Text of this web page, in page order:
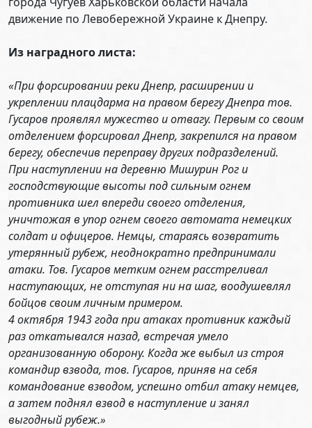
движение по Левобережной Украине к Днепру.
Из наградного листа:
«При форсировании реки Днепр, расширении и
укреплении плацдарма на правом берегу Днепра тов.
Гусаров проявлял мужество и отвагу. Первым со своим
отделением форсировал Днепр, закрепился на правом
берегу, обеспечив переправу других подразделений.
При наступлении на деревню Мишурин Рог и
господствующие высоты под сильным огнем
противника шел впереди своего отделения,
уничтожая в упор огнем своего автомата немецких
солдат и офицеров. Немцы, стараясь возвратить
утерянный рубеж, неоднократно предпринимали
атаки. Тов. Гусаров метким огнем расстреливал
наступающих, не отступая ни на шаг, воодушевлял
бойцов своим личным примером.
4 октября 1943 года при атаках противник каждый
раз откатывался назад, встречая умело
организованную оборону. Когда же выбыл из строя
командир взвода, тов. Гусаров, приняв на себя
командование взводом, успешно отбил атаку немцев,
а затем поднял взвод в наступление и занял
выгодный рубеж.»